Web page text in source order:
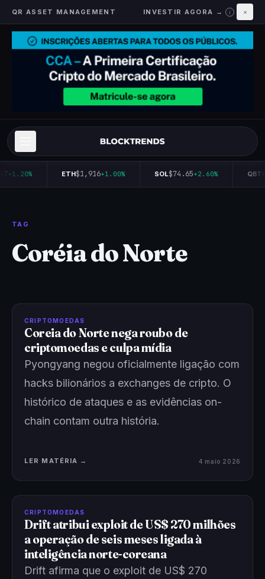
QR ASSET MANAGEMENT INVESTIR AGORA → i ×
+1.20% ETH$1,916+1.00% SOL$74.65+2.60%
TAG
Coréia do Norte
CRIPTOMOEDAS
Coreia do Norte nega roubo de
criptomoedas e culpa mídia
Pyongyang negou oficialmente ligação com
hacks bilionários a exchanges de cripto. O
histórico de ataques e as evidências on-
chain contam outra história.
LER MATÉRIA → 4 maio 2026
CRIPTOMOEDAS
Drift atribui exploit de US$ 270 milhões
a operação de seis meses ligada à
inteligência norte-coreana
Drift afirma que o exploit de US$ 270